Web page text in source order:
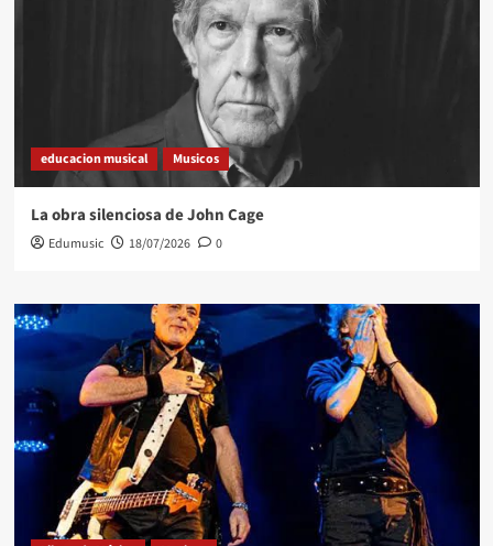
educacion musical Musicos
La obra silenciosa de John Cage
Edumusic 18/07/2026 0